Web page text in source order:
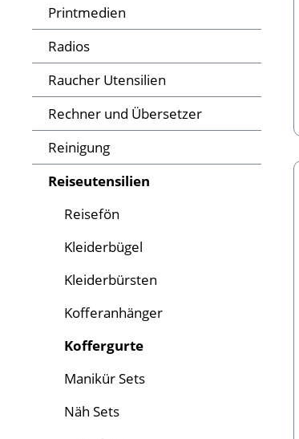
Printmedien
Radios
Raucher Utensilien
Rechner und Übersetzer
Reinigung
Reiseutensilien
Reisefön
Kleiderbügel
Kleiderbürsten
Kofferanhänger
Koffergurte
Manikür Sets
Näh Sets